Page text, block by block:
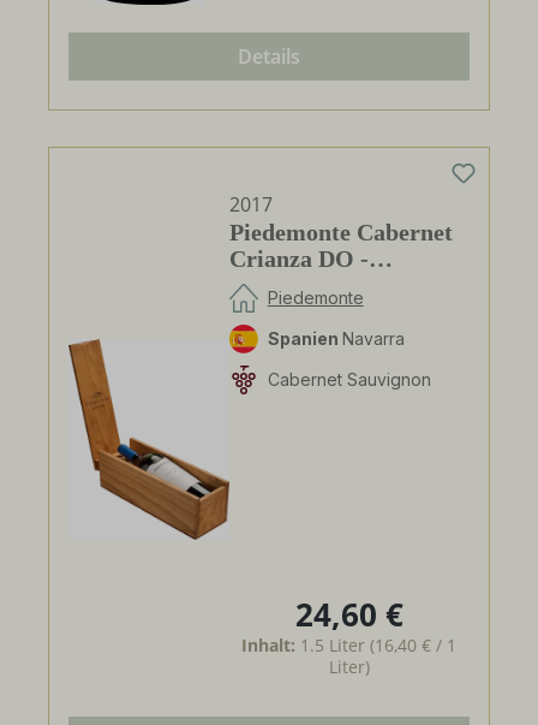
Details
2017
Piedemonte Cabernet
Crianza DO -
Magnum- in 1er HK
Piedemonte
Spanien Navarra
Cabernet Sauvignon
Regulärer Preis:
24,60 €
Inhalt: 1.5 Liter(16,40 € / 1
Liter)